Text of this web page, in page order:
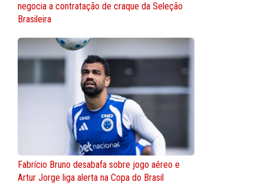
negocia a contratação de craque da Seleção
Brasileira
Fabrício Bruno desabafa sobre jogo aéreo e
Artur Jorge liga alerta na Copa do Brasil